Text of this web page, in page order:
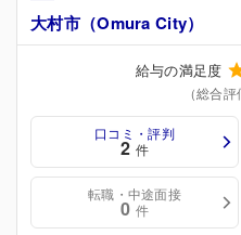
大村市（Omura City）
給与の満足度
（総合
口コミ・評判
2 件
転職・中途面接
0 件